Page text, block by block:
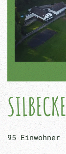
SILBECKE
95 Einwohner